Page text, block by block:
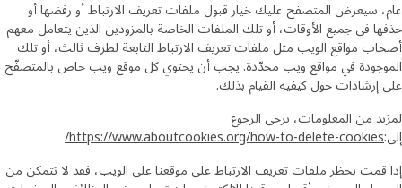
عام، سيعرض المتصفح عليك خيار قبول ملفات تعريف الارتباط أو رفضها أو
حذفها في جميع الأوقات، أو تلك الملفات الخاصة بالمزودين الذين يتعامل معهم
أصحاب مواقع الويب مثل ملفات تعريف الارتباط التابعة لطرف ثالث، أو تلك
الموجودة في مواقع ويب محدّدة. يجب أن يحتوي كل موقع ويب خاص بالمتصفّح
على إرشادات حول كيفية القيام بذلك.
لمزيد من المعلومات، يرجى الرجوع
إلى:https://www.aboutcookies.org/how-to-delete-cookies/
إذا قمت بحظر ملفات تعريف الارتباط على موقعنا على الويب، فقد لا تتمكن من